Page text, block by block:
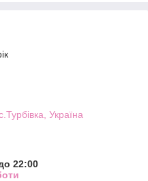
Україна
22:00